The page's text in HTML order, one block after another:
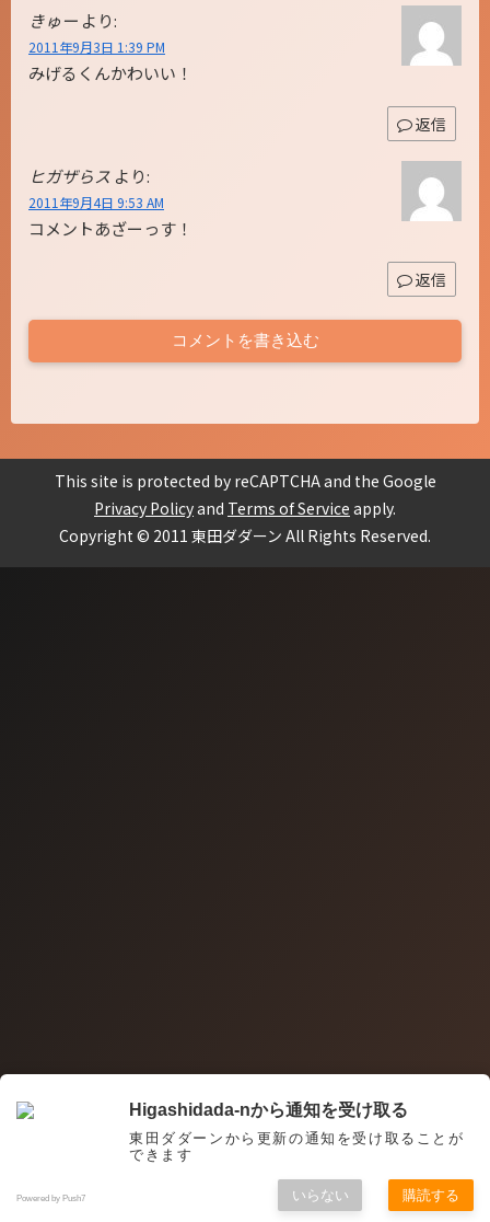
きゅー より:
2011年9月3日 1:39 PM
みげるくんかわいい！
返信
ヒガザらス より:
2011年9月4日 9:53 AM
コメントあざーっす！
返信
コメントを書き込む
This site is protected by reCAPTCHA and the Google
Privacy Policyand Terms of Service apply.
Copyright © 2011 東田ダダーン All Rights Reserved.
メニュー シェア サイドバー
Higashidada-nから通知を受け取る
東田ダダーンから更新の通知を受け取ることが
できます
Powered by Push7 いらない 購読する